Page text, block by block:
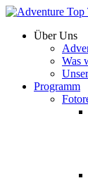
Über Uns
Was
Programm